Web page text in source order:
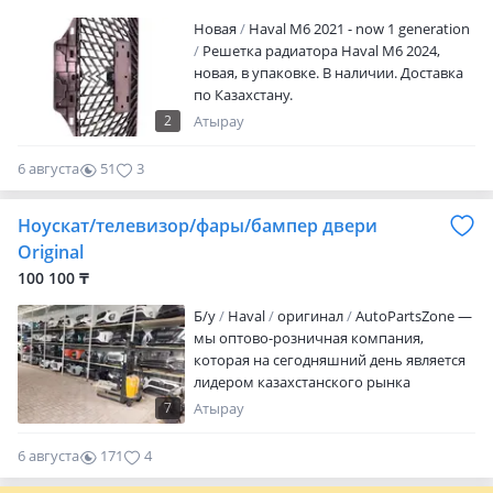
2
Новая
Haval M6 2021 - now 1 generation
Решетка радиатора Haval M6 2024,
новая, в упаковке. В наличии. Доставка
по Казахстану.
Атырау
6 августа 51 3
Ноускат/телевизор/фары/бампер двери
Original
100 100 ₸
7
Б/y Haval оригинал
AutoPartsZone —
мы оптово-розничная компания,
которая на сегодняшний день является
лидером казахстанского рынка
автозапчастей. Более 5 000
Атырау
6 августа 171 4